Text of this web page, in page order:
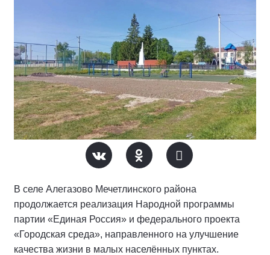
В селе Алегазово Мечетлинского района
продолжается реализация Народной программы
партии «Единая Россия» и федерального проекта
«Городская среда», направленного на улучшение
качества жизни в малых населённых пунктах.